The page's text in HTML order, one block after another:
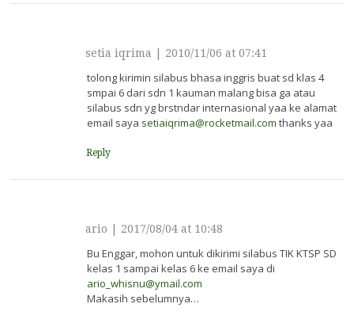
setia iqrima 2010/11/06 at 07:41
tolong kirimin silabus bhasa inggris buat sd klas 4
smpai 6 dari sdn 1 kauman malang bisa ga atau
silabus sdn yg brstndar internasional yaa ke alamat
email saya setiaiqrima@rocketmail.com thanks yaa
Reply
ario 2017/08/04 at 10:48
Bu Enggar, mohon untuk dikirimi silabus TIK KTSP SD
kelas 1 sampai kelas 6 ke email saya di
ario_whisnu@ymail.com
Makasih sebelumnya…